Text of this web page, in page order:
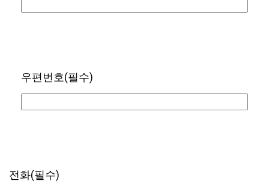
우편번호(필수)
전화(필수)